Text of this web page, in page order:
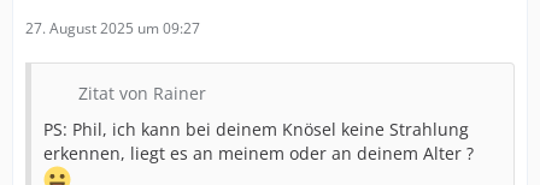
27. August 2025 um 09:27
Zitat von Rainer
PS: Phil, ich kann bei deinem Knösel keine Strahlung
erkennen, liegt es an meinem oder an deinem Alter ?